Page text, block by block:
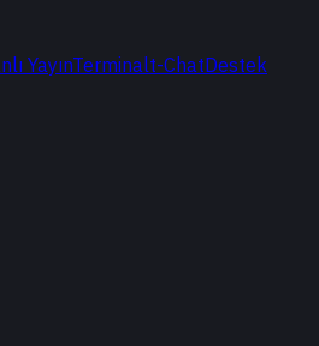
YayınTerminalt-ChatDestek